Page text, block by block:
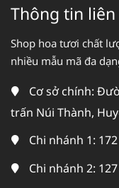
Thông tin liên
Shop hoa tươi chất
nhiều mẫu mã đa
Cơ sở chính:
trấn Núi Thành,
Chi nhánh 1:
Chi nhánh 2: